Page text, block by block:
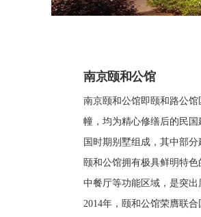
南京颐和公馆
南京颐和公馆即颐和路公
幢，均为精心修缮后的民
国时期别墅组成，其中部
颐和公馆拥有极具鲜明特
中餐厅等功能区域，是突出
2014年，颐和公馆荣膺联